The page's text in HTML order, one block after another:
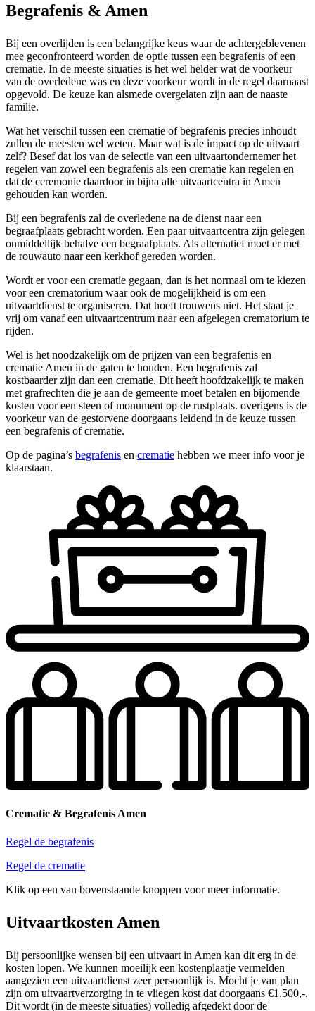
Begrafenis & Amen
Bij een overlijden is een belangrijke keus waar de achtergeblevenen
mee geconfronteerd worden de optie tussen een begrafenis of een
crematie. In de meeste situaties is het wel helder wat de voorkeur
van de overledene was en deze voorkeur wordt in de regel daarnaast
opgevold. De keuze kan alsmede overgelaten zijn aan de naaste
familie.
Wat het verschil tussen een crematie of begrafenis precies inhoudt
zullen de meesten wel weten. Maar wat is de impact op de uitvaart
zelf? Besef dat los van de selectie van een uitvaartondernemer het
regelen van zowel een begrafenis als een crematie kan regelen en
dat de ceremonie daardoor in bijna alle uitvaartcentra in Amen
gehouden kan worden.
Bij een begrafenis zal de overledene na de dienst naar een
begraafplaats gebracht worden. Een paar uitvaartcentra zijn gelegen
onmiddellijk behalve een begraafplaats. Als alternatief moet er met
de rouwauto naar een kerkhof gereden worden.
Wordt er voor een crematie gegaan, dan is het normaal om te kiezen
voor een crematorium waar ook de mogelijkheid is om een
uitvaartdienst te organiseren. Dat hoeft trouwens niet. Het staat je
vrij om vanaf een uitvaartcentrum naar een afgelegen crematorium te
rijden.
Wel is het noodzakelijk om de prijzen van een begrafenis en
crematie Amen in de gaten te houden. Een begrafenis zal
kostbaarder zijn dan een crematie. Dit heeft hoofdzakelijk te maken
met grafrechten die je aan de gemeente moet betalen en bijomende
kosten voor een steen of monument op de rustplaats. overigens is de
voorkeur van de gestorvene doorgaans leidend in de keuze tussen
een begrafenis of crematie.
Op de pagina’s begrafenis en crematie hebben we meer info voor je
klaarstaan.
Crematie & Begrafenis Amen
Regel de begrafenis
Regel de crematie
Klik op een van bovenstaande knoppen voor meer informatie.
Uitvaartkosten Amen
Bij persoonlijke wensen bij een uitvaart in Amen kan dit erg in de
kosten lopen. We kunnen moeilijk een kostenplaatje vermelden
aangezien een uitvaartdienst zeer persoonlijk is. Mocht je van plan
zijn om uitvaartverzorging in te vliegen kost dat doorgaans €1.500,-.
Dit wordt (in de meeste situaties) volledig afgedekt door de